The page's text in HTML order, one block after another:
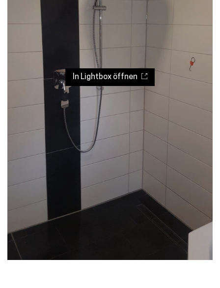
In Lightbox öffnen